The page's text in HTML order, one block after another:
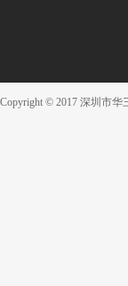
Copyright © 2017 深圳市华